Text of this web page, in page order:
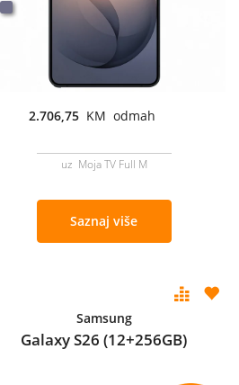
2.706,75 KM odmah
uz Moja TV Full M
Saznaj više
Samsung
Galaxy S26 (12+256GB)